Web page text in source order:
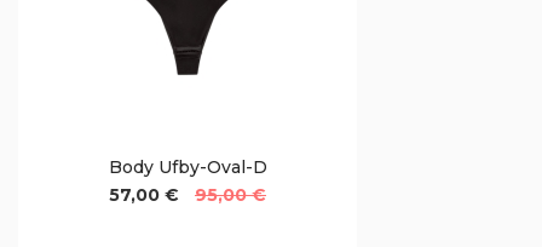
Body Ufby-Oval-D
57,00 €
95,00 €